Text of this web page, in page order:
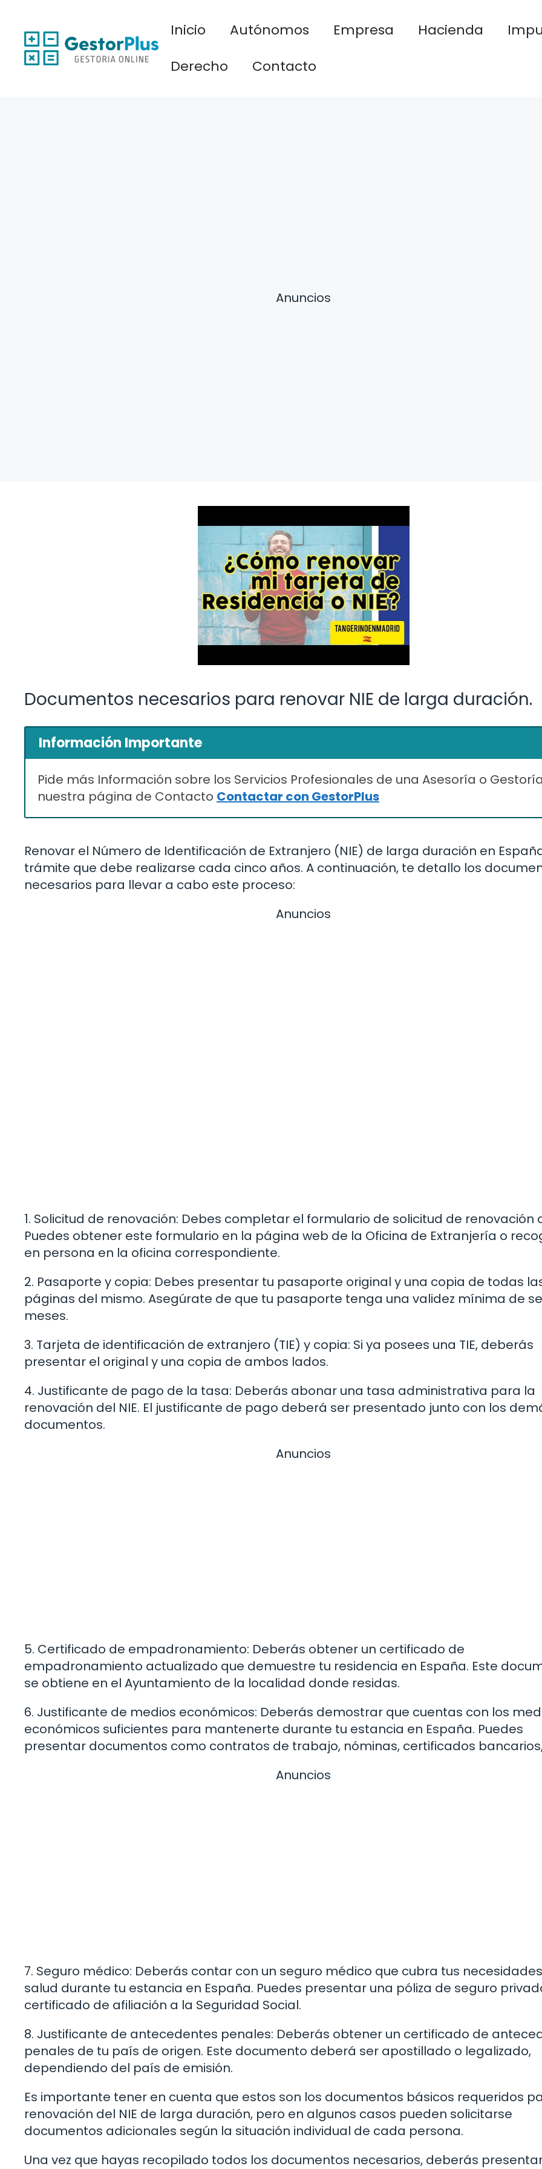
contenido
Inicio Autónomos Empresa Hacienda
Derecho
Contacto
Anuncios
Documentos necesarios para renovar NIE de larga duración.
Información Importante
Pide más Información sobre los Servicios Profesionales de una Asesoría o
nuestra página de Contacto Contactar con GestorPlus
Renovar el Número de Identificación de Extranjero (NIE) de larga duración en
trámite que debe realizarse cada cinco años. A continuación, te detallo los
necesarios para llevar a cabo este proceso:
Anuncios
1. Solicitud de renovación: Debes completar el formulario de solicitud de renovación
Puedes obtener este formulario en la página web de la Oficina de Extranjería o
en persona en la oficina correspondiente.
2. Pasaporte y copia: Debes presentar tu pasaporte original y una copia de todas
páginas del mismo. Asegúrate de que tu pasaporte tenga una validez mínima de
meses.
3. Tarjeta de identificación de extranjero (TIE) y copia: Si ya posees una TIE, deberás
presentar el original y una copia de ambos lados.
4. Justificante de pago de la tasa: Deberás abonar una tasa administrativa para la
renovación del NIE. El justificante de pago deberá ser presentado junto con los
documentos.
Anuncios
5. Certificado de empadronamiento: Deberás obtener un certificado de
empadronamiento actualizado que demuestre tu residencia en España. Este
se obtiene en el Ayuntamiento de la localidad donde residas.
6. Justificante de medios económicos: Deberás demostrar que cuentas con los
económicos suficientes para mantenerte durante tu estancia en España. Puedes
presentar documentos como contratos de trabajo, nóminas, certificados
Anuncios
7. Seguro médico: Deberás contar con un seguro médico que cubra tus
salud durante tu estancia en España. Puedes presentar una póliza de seguro
certificado de afiliación a la Seguridad Social.
8. Justificante de antecedentes penales: Deberás obtener un certificado de
penales de tu país de origen. Este documento deberá ser apostillado o legalizado,
dependiendo del país de emisión.
Es importante tener en cuenta que estos son los documentos básicos requeridos
renovación del NIE de larga duración, pero en algunos casos pueden solicitarse
documentos adicionales según la situación individual de cada persona.
Una vez que hayas recopilado todos los documentos necesarios, deberás